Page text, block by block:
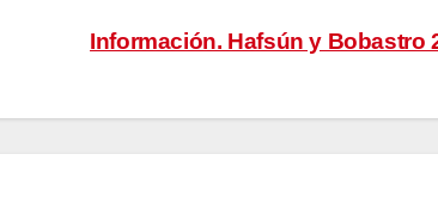
Información. Hafsún y Bobastro